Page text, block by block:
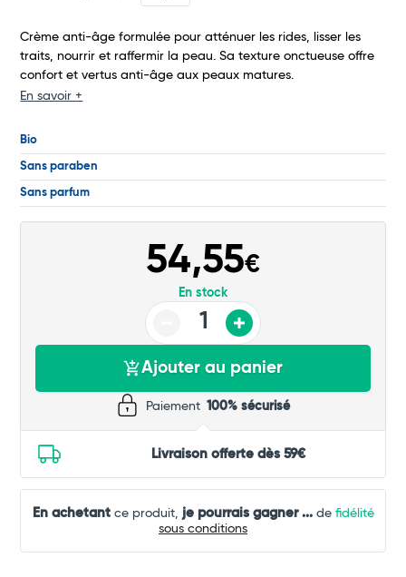
Crème anti-âge formulée pour atténuer les rides, lisser les
traits, nourrir et raffermir la peau. Sa texture onctueuse offre
confort et vertus anti-âge aux peaux matures.
En savoir +
Bio
Sans paraben
Sans parfum
54,55€
En stock
Ajouter au panier
Paiement 100% sécurisé
Livraison offerte dès 59€
En achetantce produit, je pourrais gagner ...de fidélité
sous conditions